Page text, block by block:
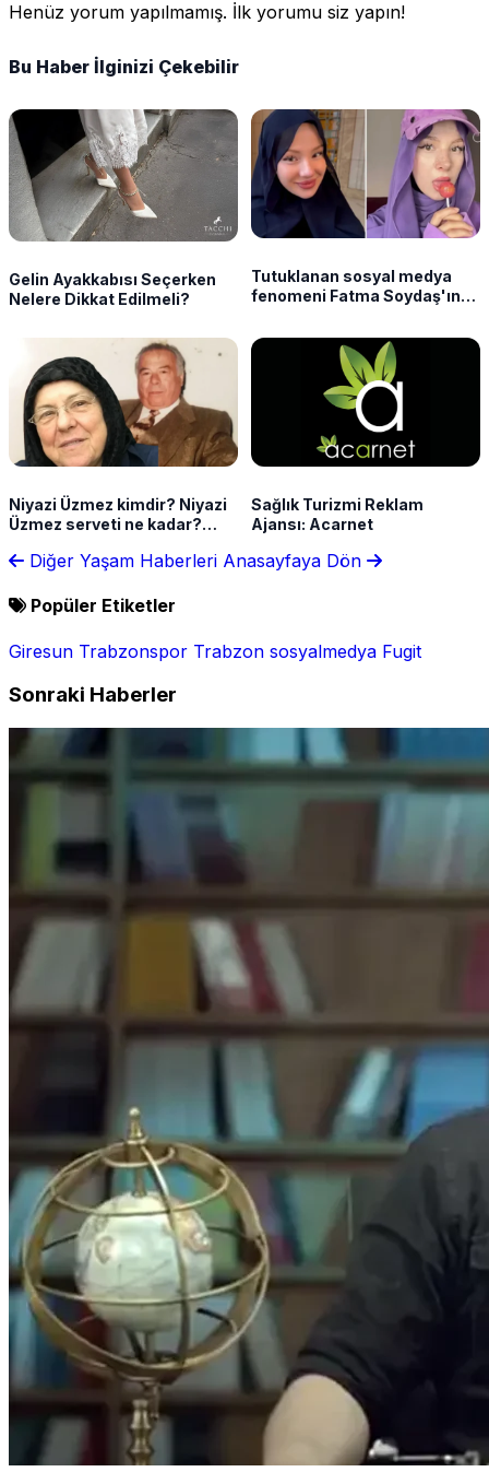
Henüz yorum yapılmamış. İlk yorumu siz yapın!
Bu Haber İlginizi Çekebilir
Gelin Ayakkabısı Seçerken
Nelere Dikkat Edilmeli?
Tutuklanan sosyal medya
fenomeni Fatma Soydaş'ın
Niyazi Üzmez kimdir? Niyazi
Üzmez serveti ne kadar?
gündemde
Sağlık Turizmi Reklam
Ajansı: Acarnet
Diğer Yaşam Haberleri Anasayfaya Dön
Popüler Etiketler
Giresun Trabzonspor Trabzon sosyalmedya Fugit
Sonraki Haberler